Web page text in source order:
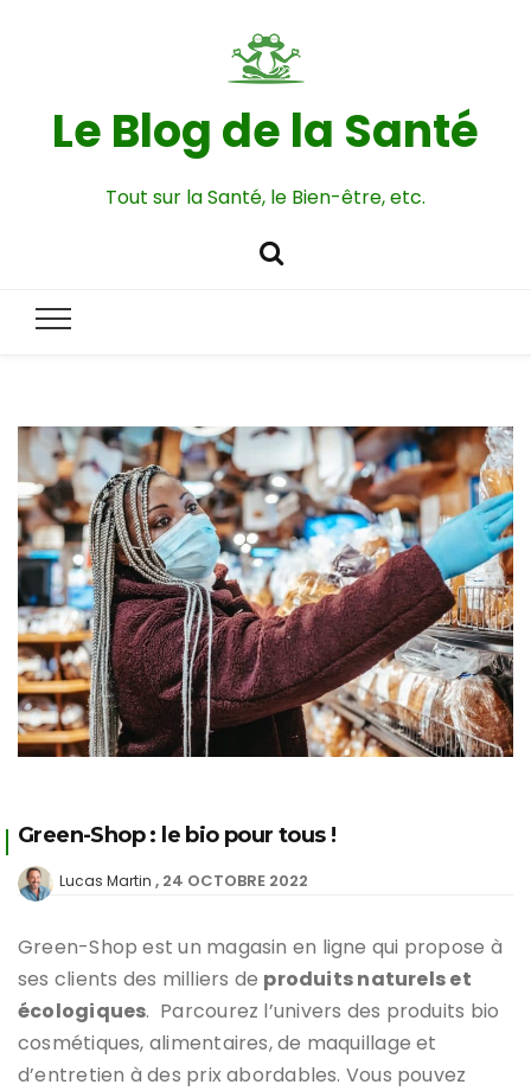
Le Blog de la Santé
Tout sur la Santé, le Bien-être, etc.
Green-Shop : le bio pour tous !
Lucas Martin 24 OCTOBRE 2022
Green-Shop est un magasin en ligne qui propose à
ses clients des milliers de produits naturels et
écologiques. Parcourez l’univers des produits bio
cosmétiques, alimentaires, de maquillage et
d’entretien à des prix abordables. Vous pouvez